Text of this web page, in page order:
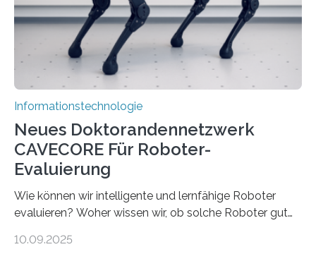
immer größer werden und riesige Datenmengen
verarbeiten müssen, steigt der Bedarf an neuen
Rechenarchitekturen. Neben Quantencomputern
rücken dabei insbesondere…
Informationstechnologie
Neues Doktorandennetzwerk
CAVECORE Für Roboter-
Evaluierung
Wie können wir intelligente und lernfähige Roboter
evaluieren? Woher wissen wir, ob solche Roboter gut
sich CAVECORE – ein neues Marie Skłodowska-Curie
10.09.2025